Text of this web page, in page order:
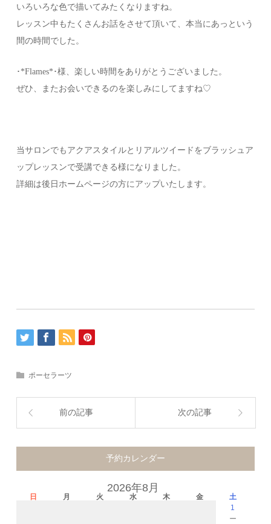
いろいろな色で描いてみたくなりますね。
レッスン中もたくさんお話をさせて頂いて、本当にあっという
間の時間でした。
･*Flames*･様、楽しい時間をありがとうございました。
ぜひ、またお会いできるのを楽しみにしてますね♡
当サロンでもアクアスタイルとリアルツイードをブラッシュア
ップレッスンで受講できる様になりました。
詳細は後日ホームページの方にアップいたします。
ポーセラーツ
前の記事 次の記事
予約カレンダー
2026年8月
日 月 火 水 木 金
土
1
－